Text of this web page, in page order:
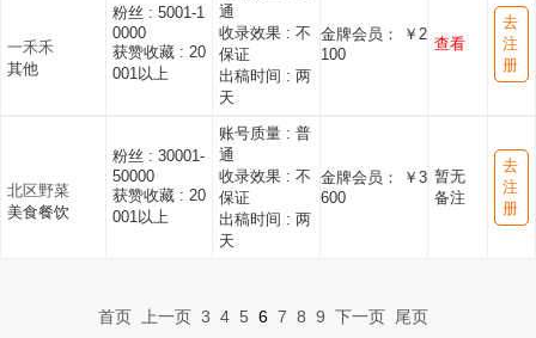
一禾禾
其他
粉丝 : 5001-1
0000
获赞收藏 : 20
001以上
通
收录效果 : 不
保证
出稿时间 : 两
天
金牌会员： ￥2
100
查看
去
注
册
北区野菜
美食餐饮
粉丝 : 30001-
50000
获赞收藏 : 20
001以上
账号质量 : 普
通
收录效果 : 不
保证
出稿时间 : 两
天
金牌会员： ￥3
600
暂无
备注
去
注
册
首页 上一页 3 4 5 6 7 8 9 下一页 尾页